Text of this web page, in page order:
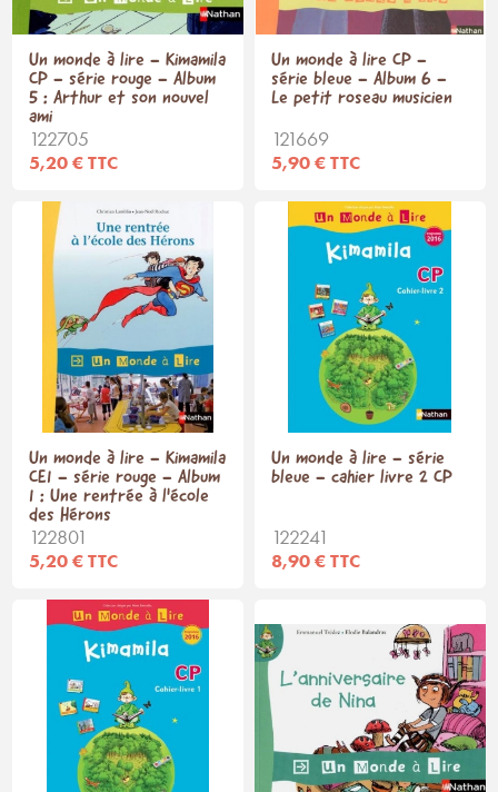
Un monde à lire - Kimamila
CP - série rouge - Album
5 : Arthur et son nouvel
ami
122705
5,20 € TTC
Un monde à lire CP -
série bleue - Album 6 -
Le petit roseau musicien
121669
5,90 € TTC
Un monde à lire - Kimamila
CE1 - série rouge - Album
1 : Une rentrée à l'école
des Hérons
122801
5,20 € TTC
Un monde à lire - série
bleue - cahier livre 2 CP
122241
8,90 € TTC